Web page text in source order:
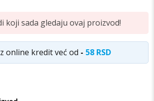
koji sada gledaju ovaj proizvod!
online kredit već od - 58 RSD